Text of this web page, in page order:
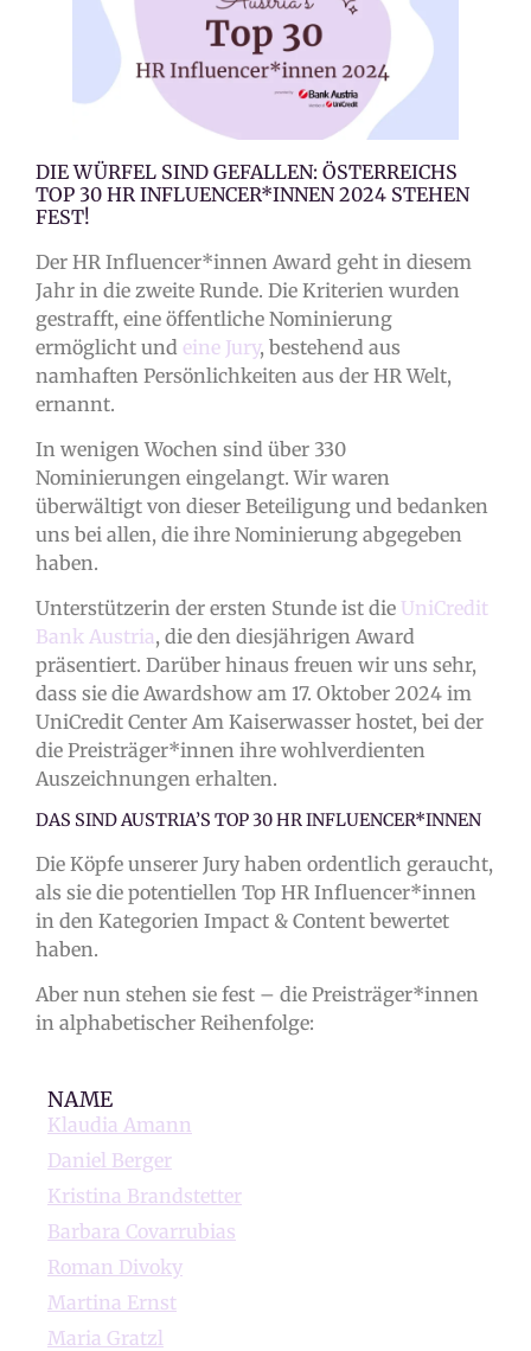
DIE WÜRFEL SIND GEFALLEN: ÖSTERREICHS
TOP 30 HR INFLUENCER*INNEN 2024 STEHEN
FEST!
Der HR Influencer*innen Award geht in diesem
Jahr in die zweite Runde. Die Kriterien wurden
gestrafft, eine öffentliche Nominierung
ermöglicht und eine Jury, bestehend aus
namhaften Persönlichkeiten aus der HR Welt,
ernannt.
In wenigen Wochen sind über 330
Nominierungen eingelangt. Wir waren
überwältigt von dieser Beteiligung und bedanken
uns bei allen, die ihre Nominierung abgegeben
haben.
Unterstützerin der ersten Stunde ist die UniCredit
Bank Austria, die den diesjährigen Award
präsentiert. Darüber hinaus freuen wir uns sehr,
dass sie die Awardshow am 17. Oktober 2024 im
UniCredit Center Am Kaiserwasser hostet, bei der
die Preisträger*innen ihre wohlverdienten
Auszeichnungen erhalten.
DAS SIND AUSTRIA’S TOP 30 HR INFLUENCER*INNEN
Die Köpfe unserer Jury haben ordentlich geraucht,
als sie die potentiellen Top HR Influencer*innen
in den Kategorien Impact & Content bewertet
haben.
Aber nun stehen sie fest – die Preisträger*innen
in alphabetischer Reihenfolge:
NAME
Klaudia Amann
Daniel Berger
Kristina Brandstetter
Barbara Covarrubias
Roman Divoky
Martina Ernst
Maria Gratzl